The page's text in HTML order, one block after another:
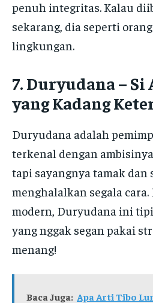
penuh integritas. Kalau
sekarang, dia seperti
lingkungan.
7. Duryudana –
yang Kadang
Duryudana adalah
terkenal dengan
tapi sayangnya tamak dan
menghalalkan segala
modern, Duryudana ini
yang nggak segan pakai
menang!
Baca Juga: Apa Arti Tibo